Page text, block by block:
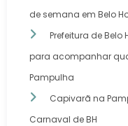
de semana em Belo
Prefeitura de
para acompanhar
Pampulha
Capivarã na
Carnaval de BH